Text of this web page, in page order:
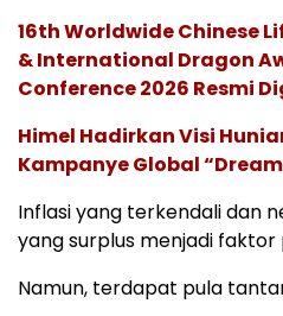
16th Worldwide Chinese
& International Dragon
Conference 2026 Resmi
Himel Hadirkan Visi
Kampanye Global
Inflasi yang terkendali dan
yang surplus menjadi faktor
Namun, terdapat pula